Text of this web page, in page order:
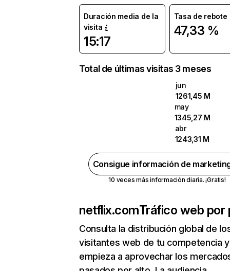
Duración media de la
visita
15:17
Tasa de rebote
47,33 %
Total de últimas visitas 3 meses
jun
1261,45 M
may
1345,27 M
abr
1243,31 M
Consigue información de
10 veces más información diaria. ¡Gratis!
netflix.comTráfico web por
Consulta la distribución global de
visitantes web de tu competencia y
empieza a aprovechar los